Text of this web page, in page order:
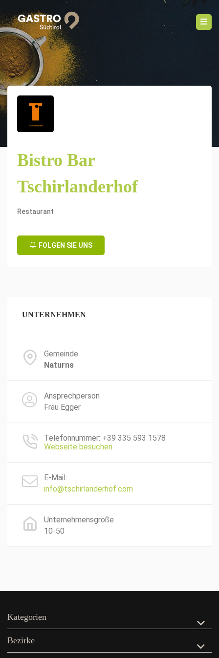
Bistro Bar
Tschirlanderhof
Restaurant
FOLGEN SIE UNS
UNTERNEHMEN
Gemeinde
Naturns
Ansprechperson
Frau Egger
Telefonnummer: +39 335 593 1578
Webseite besuchen
E-Mail:
info@tschirlanderhof.com
Unternehmensgröße
10-50
Kategorien
Bezirke